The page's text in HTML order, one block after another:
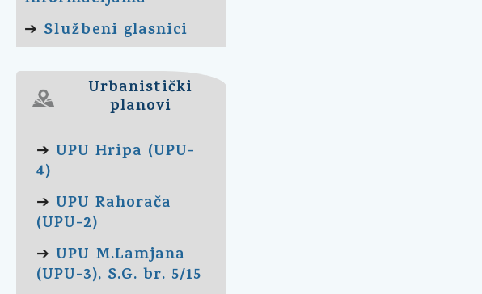
➔ Službeni glasnici
Urbanistički
planovi
➔ UPU Hripa (UPU-
4)
➔ UPU Rahorača
(UPU-2)
➔ UPU M.Lamjana
(UPU-3), S.G. br. 5/15